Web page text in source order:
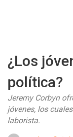
¿Los
política?
Jeremy Corbyn
jóvenes, los
laborista.